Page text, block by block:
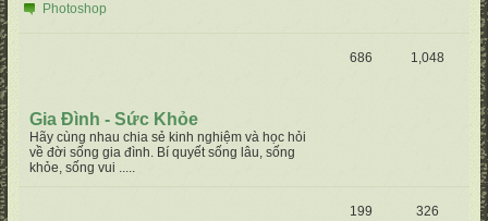
Photoshop
Gia Đình - Sức Khỏe
Hãy cùng nhau chia sẻ kinh nghiệm và học hỏi
về đời sống gia đình. Bí quyết sống lâu, sống
khỏe, sống vui .....
686 1,048
199 326